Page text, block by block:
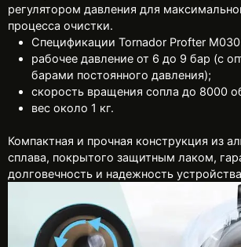
регулятором давления для
процесса очистки.
Спецификации Tornador Profter
рабочее давление от 6 до 9 бар (с
барами постоянного давления);
скорость вращения сопла до 8000
вес около 1 кг.
Компактная и прочная конструкция из
сплава, покрытого защитным лаком,
долговечность и надежность